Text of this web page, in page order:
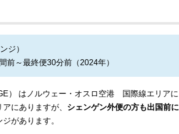
ジ）
～最終便30分前（2024年）
） はノルウェー・オスロ空港 国際線エリアに
アにありますが、 シェンゲン外便の方も出国前に
があります。